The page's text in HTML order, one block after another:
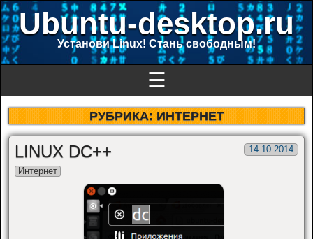
Ubuntu-desktop.ru
Установи Linux! Стань свободным!
☰
РУБРИКА:ИНТЕРНЕТ
LINUX DC++ 14.10.2014
Интернет